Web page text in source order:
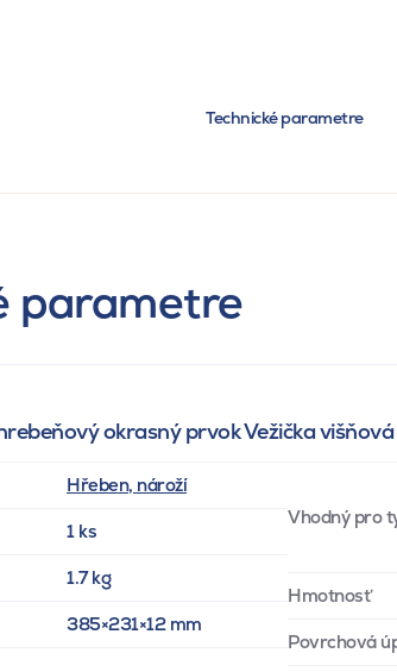
Technické parametre
parametre
okrasný prvok Vežička višňová
Hřeben, nároží
1 ks
1.7 kg
385×231×12 mm
Vhodný pro
Hmotnosť
Povrchová